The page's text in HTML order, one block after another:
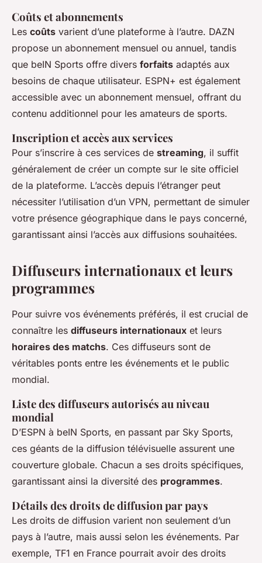
Coûts et abonnements
Les coûts varient d’une plateforme à l’autre. DAZN
propose un abonnement mensuel ou annuel, tandis
que beIN Sports offre divers forfaits adaptés aux
besoins de chaque utilisateur. ESPN+ est également
accessible avec un abonnement mensuel, offrant du
contenu additionnel pour les amateurs de sports.
Inscription et accès aux services
Pour s’inscrire à ces services de streaming, il suffit
généralement de créer un compte sur le site officiel
de la plateforme. L’accès depuis l’étranger peut
nécessiter l’utilisation d’un VPN, permettant de simuler
votre présence géographique dans le pays concerné,
garantissant ainsi l’accès aux diffusions souhaitées.
Diffuseurs internationaux et leurs
programmes
Pour suivre vos événements préférés, il est crucial de
connaître les diffuseurs internationaux et leurs
horaires des matchs. Ces diffuseurs sont de
véritables ponts entre les événements et le public
mondial.
Liste des diffuseurs autorisés au niveau
mondial
D’ESPN à beIN Sports, en passant par Sky Sports,
ces géants de la diffusion télévisuelle assurent une
couverture globale. Chacun a ses droits spécifiques,
garantissant ainsi la diversité des programmes.
Détails des droits de diffusion par pays
Les droits de diffusion varient non seulement d’un
pays à l’autre, mais aussi selon les événements. Par
exemple, TF1 en France pourrait avoir des droits